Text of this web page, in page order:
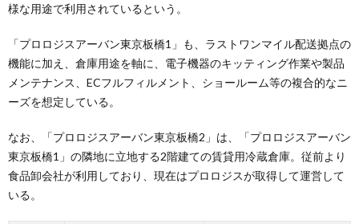
様な用途で利用されているという。
「プロロジスアーバン東京板橋1」も、ラストワンマイル配送拠点の
機能に加え、倉庫用途を軸に、電子機器のキッティング作業や製品
メンテナンス、ECフルフィルメント、ショールーム等の複合的なニ
ーズを想定している。
なお、「プロロジスアーバン東京板橋2」は、「プロロジスアーバン
東京板橋1」の隣地に立地する2階建ての賃貸用冷蔵倉庫。従前より
食品卸会社が利用しており、現在はプロロジスが取得して運営して
いる。